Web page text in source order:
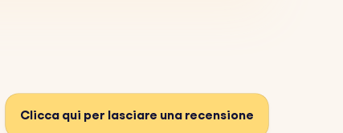
Clicca qui per lasciare una recensione